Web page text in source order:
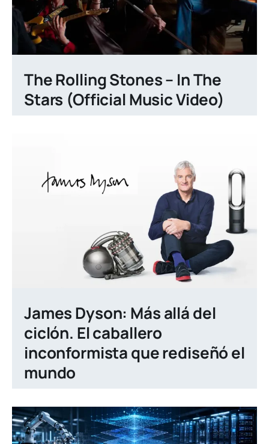
The Rolling Stones – In The
Stars (Official Music Video)
James Dyson: Más allá del
ciclón. El caballero
inconformista que rediseñó el
mundo